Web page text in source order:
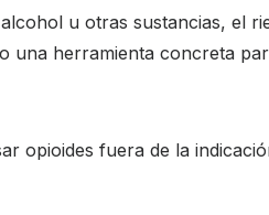
u otras sustancias, el
una herramienta concreta
opioides fuera de la